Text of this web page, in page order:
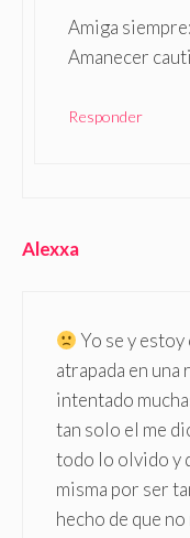
Amiga siempre:
Amanecer
Responder
Alexxa
Yo se y
atrapada en
intentado
tan solo el me
todo lo olvido y
misma por ser
hecho de que